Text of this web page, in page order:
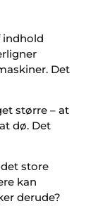
indhold
Det
større – at
dø. Det
store
kan
derude?